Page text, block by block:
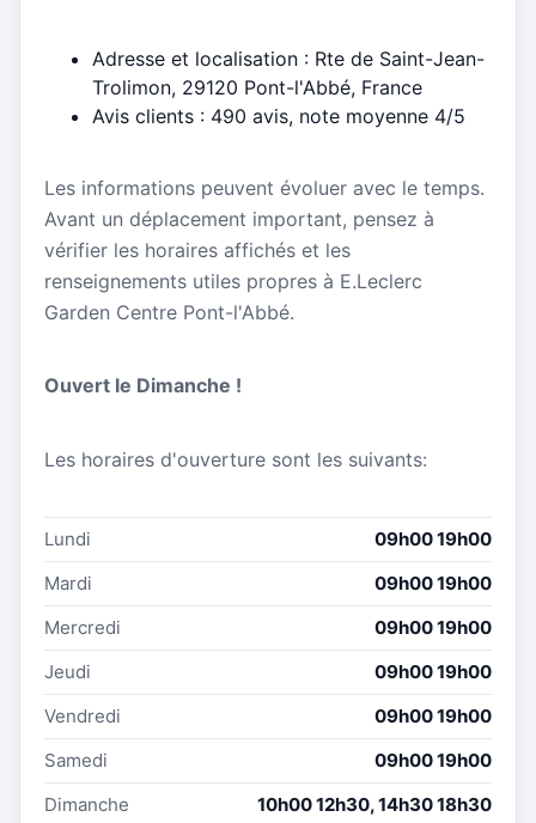
Adresse et localisation : Rte de Saint-Jean-
Trolimon, 29120 Pont-l'Abbé, France
Avis clients : 490 avis, note moyenne 4/5
Les informations peuvent évoluer avec le temps.
Avant un déplacement important, pensez à
vérifier les horaires affichés et les
renseignements utiles propres à E.Leclerc
Garden Centre Pont-l'Abbé.
Ouvert le Dimanche !
Les horaires d'ouverture sont les suivants:
Lundi
09h00 19h00
Mardi
09h00 19h00
Mercredi
09h00 19h00
Jeudi
09h00 19h00
Vendredi
09h00 19h00
Samedi
09h00 19h00
Dimanche
10h00 12h30, 14h30 18h30